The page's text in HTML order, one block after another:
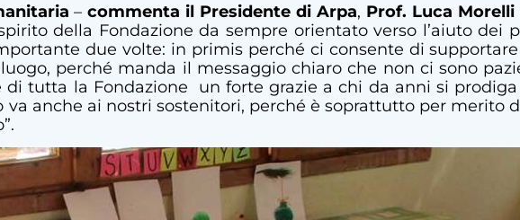
–commenta il Presidente di Arpa, Prof. Luca Morelli
della Fondazione da sempre orientato verso l’aiuto dei
due volte: in primis perché ci consente di
perché manda il messaggio chiaro che non ci sono
tutta la Fondazione un forte grazie a chi da anni si
anche ai nostri sostenitori, perché è soprattutto per merito